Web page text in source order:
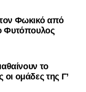
Φωκικό από
Φυτόπουλος
το
ομάδες της Γ’